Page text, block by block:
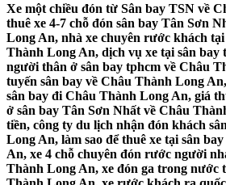
Xe một chiều đón từ Sân bay TSN về
thuê xe 4-7 chỗ đón sân bay Tân Sơn
Long An, nhà xe chuyên rước khách
Thành Long An, dịch vụ xe tại sân bay
người thân ở sân bay tphcm về Châu
tuyến sân bay về Châu Thành Long
sân bay đi Châu Thành Long An, giá
ở sân bay Tân Sơn Nhất về Châu
tiền, công ty du lịch nhận đón khách
Long An, làm sao để thuê xe tại sân
An, xe 4 chỗ chuyên đón rước người
Thành Long An, xe đón ga trong nước